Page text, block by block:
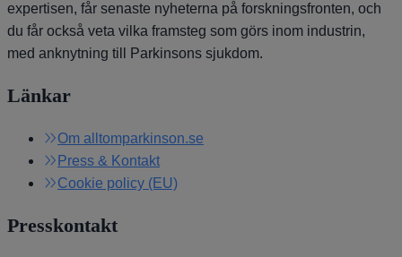
expertisen, får senaste nyheterna på forskningsfronten, och
du får också veta vilka framsteg som görs inom industrin,
med anknytning till Parkinsons sjukdom.
Länkar
Om alltomparkinson.se
Press & Kontakt
Cookie policy (EU)
Presskontakt